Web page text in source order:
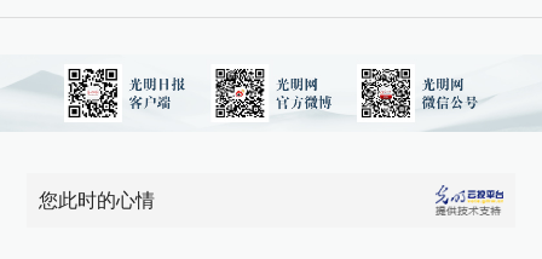
您此时的心情